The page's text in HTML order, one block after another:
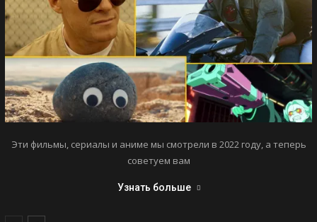
Эти фильмы, сериалы и аниме мы смотрели в 2022 году, а теперь
советуем вам
Узнать больше